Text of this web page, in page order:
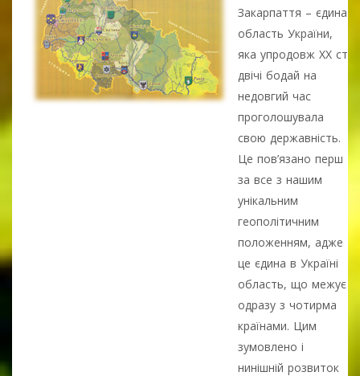
Закарпаття – єдина
область України,
яка упродовж ХХ ст.
двічі бодай на
недовгий час
проголошувала
свою державність.
Це пов’язано перш
за все з нашим
унікальним
геополітичним
положенням, адже
це єдина в Україні
область, що межує
одразу з чотирма
країнами. Цим
зумовлено і
нинішній розвиток